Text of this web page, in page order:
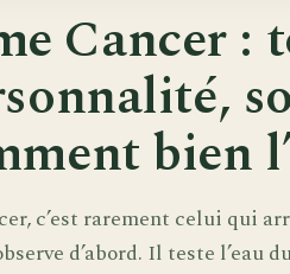
Cancer :
bien
c’est rarement celui qui
d’abord. Il teste l’eau